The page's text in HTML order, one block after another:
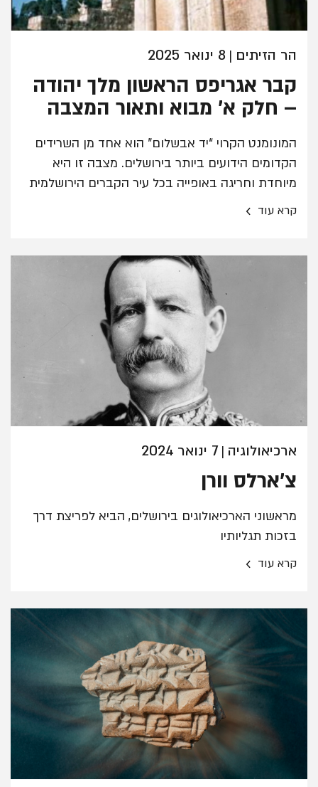
הר הזיתים | 8 ינואר 2025
קבר אגריפס הראשון מלך יהודה
– חלק א' מבוא ותאור המצבה
המונומנט הקרוי “יד אבשלום” הוא אחד מן השרידים
הקדומים הידועים ביותר בירושלים. מצבה זו היא
מיוחדת וחריגה באופייה בכל עיר הקברים הירושלמית
קרא עוד ›
ארכיאולוגיה |7 ינואר 2024
צ'ארלס וורן
מראשוני הארכיאולוגים בירושלים, הביא לפריצת דרך
בזכות תגליותיו
קרא עוד ›